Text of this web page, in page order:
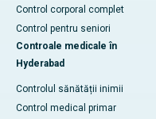
Control corporal complet
Control pentru seniori
Controale medicale în
Hyderabad
Controlul sănătății inimii
Control medical primar